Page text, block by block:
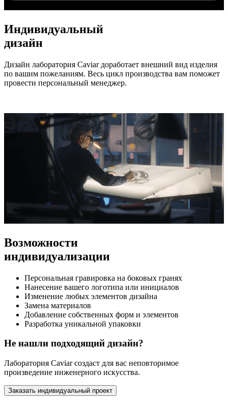
Индивидуальный
дизайн
Дизайн лаборатория Caviar доработает внешний вид изделия
по вашим пожеланиям. Весь цикл производства вам поможет
провести персональный менеджер.
Возможности
индивидуализации
Персональная гравировка на боковых гранях
Нанесение вашего логотипа или инициалов
Изменение любых элементов дизайна
Замена материалов
Добавление собственных форм и элементов
Разработка уникальной упаковки
Не нашли подходящий дизайн?
Лаборатория Caviar создаст для вас неповторимое
произведение инженерного искусства.
Заказать индивидуальный проект